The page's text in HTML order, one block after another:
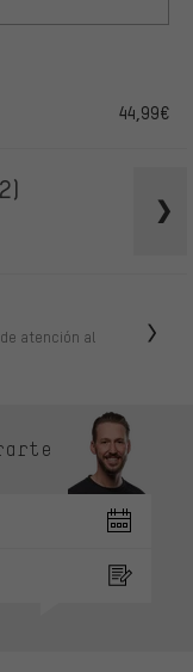
44,99€
atención al